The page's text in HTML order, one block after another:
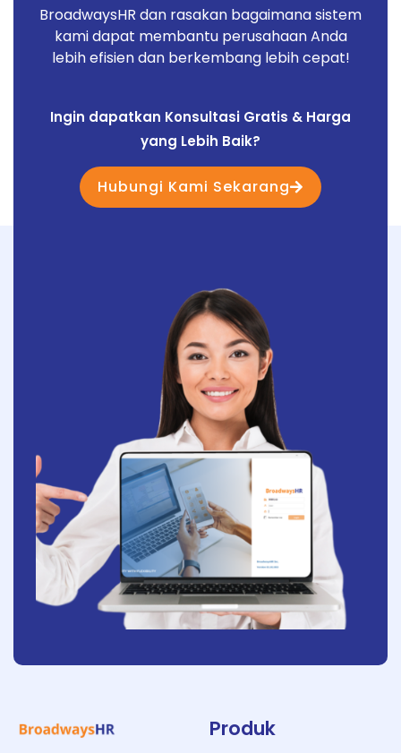
BroadwaysHR dan rasakan bagaimana sistem
kami dapat membantu perusahaan Anda
lebih efisien dan berkembang lebih cepat!
Ingin dapatkan Konsultasi Gratis & Harga
yang Lebih Baik?
Hubungi Kami Sekarang
Produk